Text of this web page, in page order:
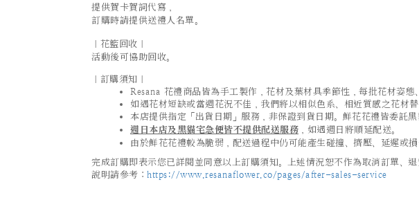
提供賀卡賀詞代寫，
訂購時請提供送禮人名單。
｜花籃回收｜
活動後可協助回收。
｜訂購須知｜
Resana 花禮商品皆為手工製作，花材及葉材具季節性，每批花材姿
如遇花材短缺或當週花況不佳，我們將以相似色系、相近質感之花材
本店提供指定「出貨日期」服務，非保證到貨日期。鮮花花禮皆委託
週日本店及黑貓宅急便皆不提供配送服務 ，如遇週日將順延配送。
由於鮮花花禮較為脆弱，配送過程中仍可能產生碰撞、擠壓、延遲或損
完成訂購即表示您已詳閱並同意以上訂購須知。上述情況恕不作為取消訂單、
說明請參考： https://www.resanaflower.co/pages/after-sales-service